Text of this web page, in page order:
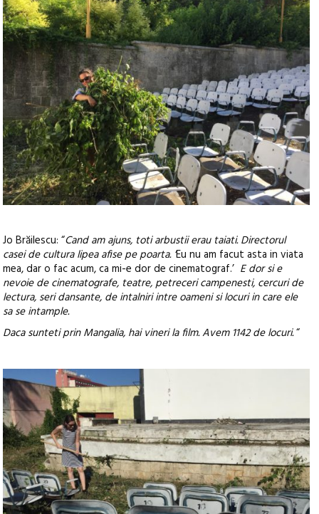
Jo Brăilescu: “Cand am ajuns, toti arbustii erau taiati. Directorul
casei de cultura lipea afise pe poarta. ‘Eu nu am facut asta in viata
mea, dar o fac acum, ca mi-e dor de cinematograf.’ E dor si e
nevoie de cinematografe, teatre, petreceri campenesti, cercuri de
lectura, seri dansante, de intalniri intre oameni si locuri in care ele
sa se intample.
Daca sunteti prin Mangalia, hai vineri la film. Avem 1142 de locuri.“